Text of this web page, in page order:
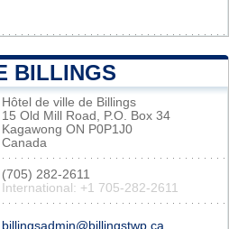
BILLINGS
Hôtel de ville de Billings
15 Old Mill Road, P.O. Box 34
Kagawong ON P0P1J0
Canada
(705) 282-2611
International: +1 705-282-2611
billingsadmin@billingstwp.ca